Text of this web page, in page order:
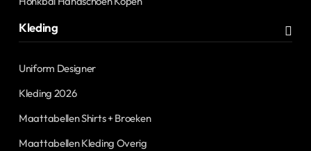
Kleding
Uniform Designer
Kleding 2026
Maattabellen Shirts + Broeken
Maattabellen Kleding Overig